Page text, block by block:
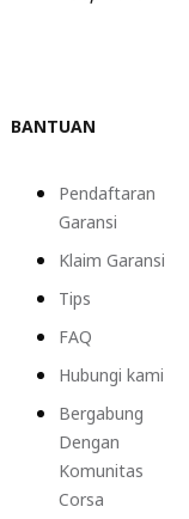
BANTUAN
Pendaftaran
Garansi
Klaim Garansi
Tips
FAQ
Hubungi kami
Bergabung
Dengan
Komunitas
Corsa